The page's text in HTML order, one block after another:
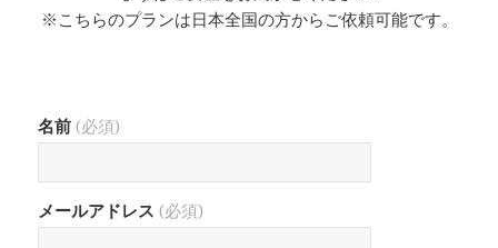
※こちらのプランは日本全国の方からご依頼可能です。
名前 (必須)
メールアドレス (必須)